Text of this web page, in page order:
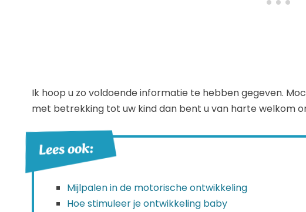
Ik hoop u zo voldoende informatie te hebben gegeven.
met betrekking tot uw kind dan bent u van harte welkom
Lees ook:
Mijlpalen in de motorische ontwikkeling
Hoe stimuleer je ontwikkeling baby